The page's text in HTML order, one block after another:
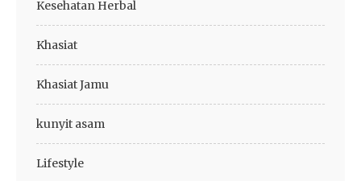
Kesehatan Herbal
Khasiat
Khasiat Jamu
kunyit asam
Lifestyle